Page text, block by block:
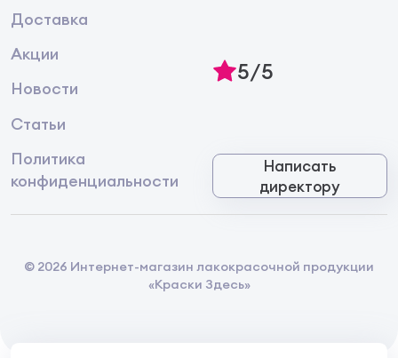
Доставка
Акции
Новости
Статьи
Политика
конфиденциальности
5/5
Написать
директору
© 2026 Интернет-магазин лакокрасочной продукции
«Краски Здесь»